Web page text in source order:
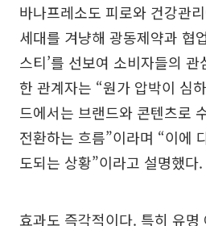
바나프레소도 피로와 건강관
세대를 겨냥해 광동제약과 협
스티’를 선보여 소비자들의
한 관계자는 “원가 압박이 심
드에서는 브랜드와 콘텐츠로
전환하는 흐름”이라며 “이에
도되는 상황”이라고 설명했다.
효과도 즉각적이다. 특히 유명